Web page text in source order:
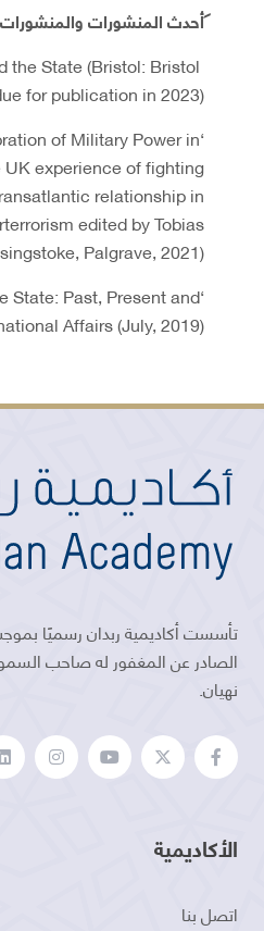
أحدث المنشورات والمنشورات
the State (Bristol: Bristol
for publication in 2023).
of Military Power in
experience of fighting
relationship in
edited by Tobias
Palgrave, 2021).
State: Past, Present and
Affairs (July, 2019).
الصادر عن المغفور له صاحب
نهيان.
الأكاديمية
اتصل بنا